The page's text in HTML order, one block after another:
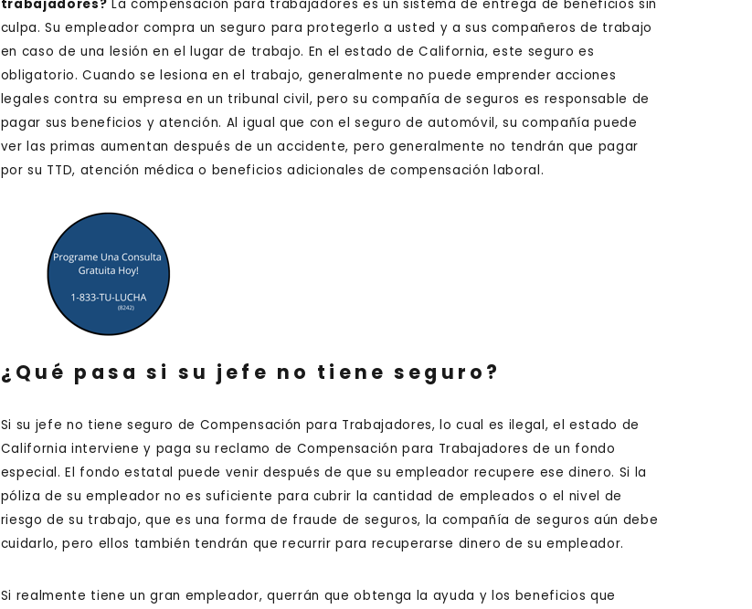
trabajadores? La compensación para trabajadores es un sistema de entrega de beneficios sin
culpa. Su empleador compra un seguro para protegerlo a usted y a sus compañeros de trabajo
en caso de una lesión en el lugar de trabajo. En el estado de California, este seguro es
obligatorio. Cuando se lesiona en el trabajo, generalmente no puede emprender acciones
legales contra su empresa en un tribunal civil, pero su compañía de seguros es responsable de
pagar sus beneficios y atención. Al igual que con el seguro de automóvil, su compañía puede
ver las primas aumentan después de un accidente, pero generalmente no tendrán que pagar
por su TTD, atención médica o beneficios adicionales de compensación laboral.
¿Qué pasa si su jefe no tiene seguro?
Si su jefe no tiene seguro de Compensación para Trabajadores, lo cual es ilegal, el estado de
California interviene y paga su reclamo de Compensación para Trabajadores de un fondo
especial. El fondo estatal puede venir después de que su empleador recupere ese dinero. Si la
póliza de su empleador no es suficiente para cubrir la cantidad de empleados o el nivel de
riesgo de su trabajo, que es una forma de fraude de seguros, la compañía de seguros aún debe
cuidarlo, pero ellos también tendrán que recurrir para recuperarse dinero de su empleador.
Si realmente tiene un gran empleador, querrán que obtenga la ayuda y los beneficios que